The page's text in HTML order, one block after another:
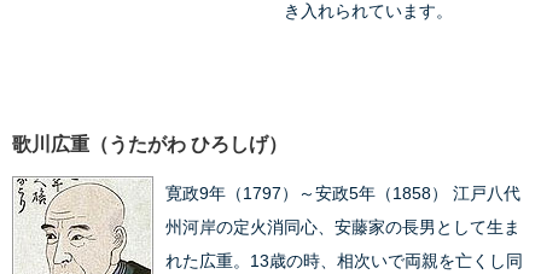
き入れられています。
歌川広重（うたがわ ひろしげ）
寛政9年（1797）～安政5年（1858） 江戸八代
州河岸の定火消同心、安藤家の長男として生ま
れた広重。13歳の時、相次いで両親を亡くし同